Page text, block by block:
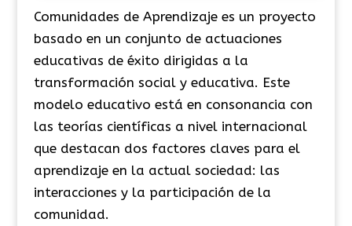
Comunidades de Aprendizaje es un proyecto
basado en un conjunto de actuaciones
educativas de éxito dirigidas a la
transformación social y educativa. Este
modelo educativo está en consonancia con
las teorías científicas a nivel internacional
que destacan dos factores claves para el
aprendizaje en la actual sociedad: las
interacciones y la participación de la
comunidad.